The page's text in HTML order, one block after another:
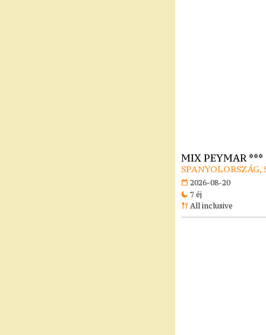
MIX PEYMAR ***
2026-08-20
7 éj
All inclusive